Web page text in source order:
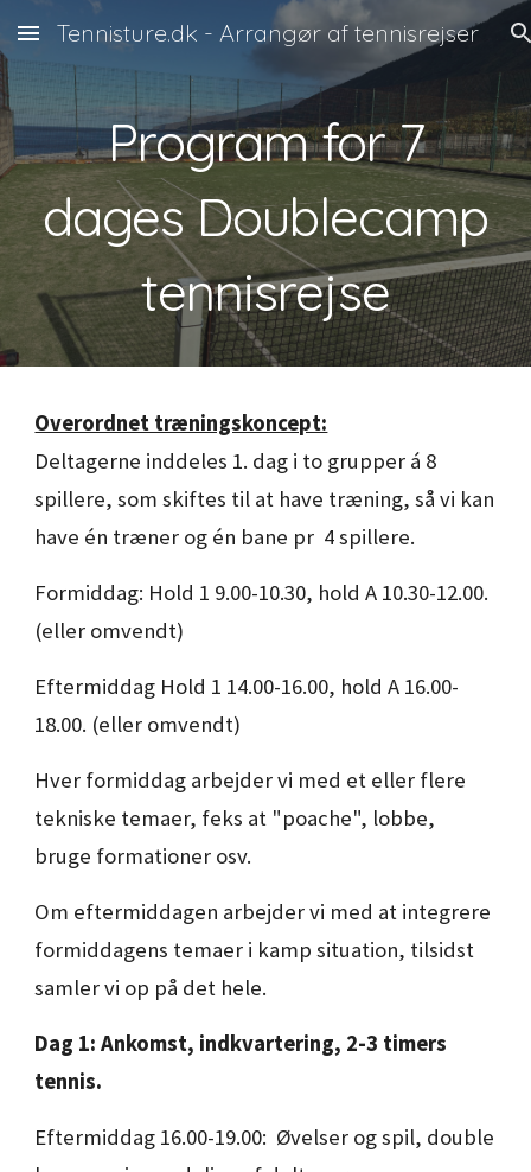
Skip to main content Skip to navigation
Tennisture.dk - Arrangør af tennisrejser
Program for 7
dages Doublecamp
tennisrejse
Overordnet træningskoncept:
Deltagerne inddeles 1. dag i to grupper á 8
spillere, som skiftes til at have træning, så vi kan
have én træner og én bane pr 4 spillere.
Formiddag: Hold 1 9.00-10.30, hold A 10.30-12.00.
(eller omvendt)
Eftermiddag Hold 1 14.00-16.00, hold A 16.00-
18.00. (eller omvendt)
Hver formiddag arbejder vi med et eller flere
tekniske temaer, feks at "poache", lobbe,
bruge formationer osv.
Om eftermiddagen arbejder vi med at integrere
formiddagens temaer i kamp situation, tilsidst
samler vi op på det hele.
Dag 1: Ankomst, indkvartering, 2-3 timers
tennis.
Eftermiddag 16.00-19.00: Øvelser og spil, double